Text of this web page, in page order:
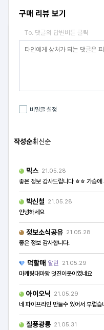
구매 리뷰 보기
To. 댓글의 답변버튼 클릭
비밀글 설정
작성순최신순
믹스 21.05.28
좋은 정보 감사드립니다 ㅎㅎ 가슴에
박신철 21.05.28
안녕하세요
정보소식공유 21.05.28
좋은 정보 감사합니다.
덕할매 알린
21.05.29
마케팅대마왕 멋진이웃이였네요
아이오닉 21.05.29
네 파이프라인 만들수 있어서 부럽
질풍광룡 21.05.31